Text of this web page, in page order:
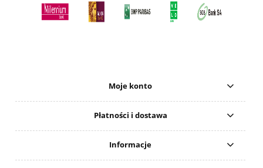
Moje konto
Płatności i dostawa
Informacje